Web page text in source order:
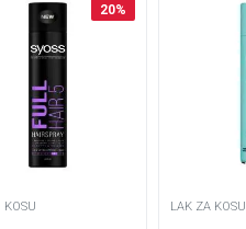
20%
KOSU LAK ZA KOSU